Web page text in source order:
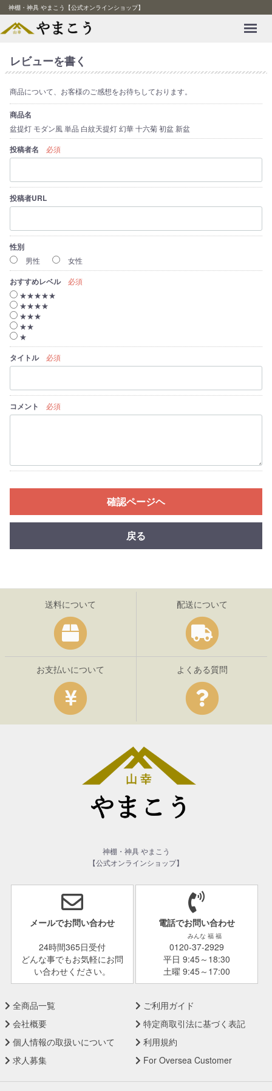
神棚・神具 やまこう【公式オンラインショップ】
レビューを書く
商品について、お客様のご感想をお待ちしております。
商品名
盆提灯 モダン風 単品 白紋天提灯 幻華 十六菊 初盆 新盆
投稿者名 必須
投稿者URL
性別
男性 女性
おすすめレベル
必須
★★★★★
★★★★
★★★
★★
★
タイトル 必須
コメント 必須
確認ページヘ
戻る
送料について 配送について
お支払いについて よくある質問
神棚・神具 やまこう
【公式オンラインショップ】
メールでお問い合わせ
24時間365日受付
どんな事でもお気軽にお問
い合わせください。
電話でお問い合わせ
みんな 福 福
0120-37-2929
平日 9:45～18:30
土曜 9:45～17:00
全商品一覧
ご利用ガイド
会社概要
特定商取引法に基づく表記
個人情報の取扱いについて
利用規約
求人募集
For Oversea Customer